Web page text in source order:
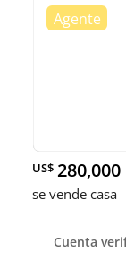
US$ 280,000
se vende casa
Cuenta